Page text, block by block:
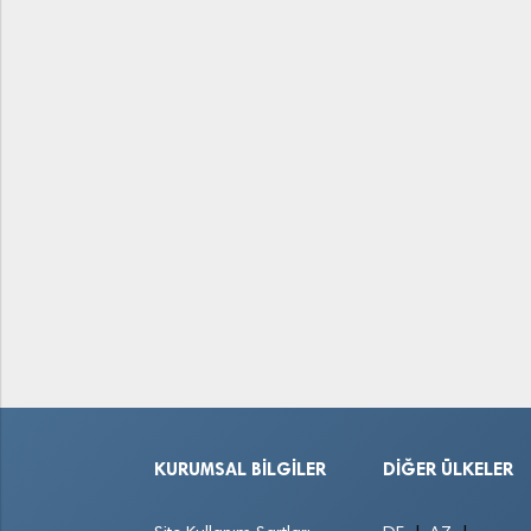
KURUMSAL BILGILER DIĞER ÜLKELER